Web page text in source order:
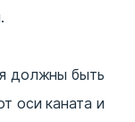
должны быть
оси каната и